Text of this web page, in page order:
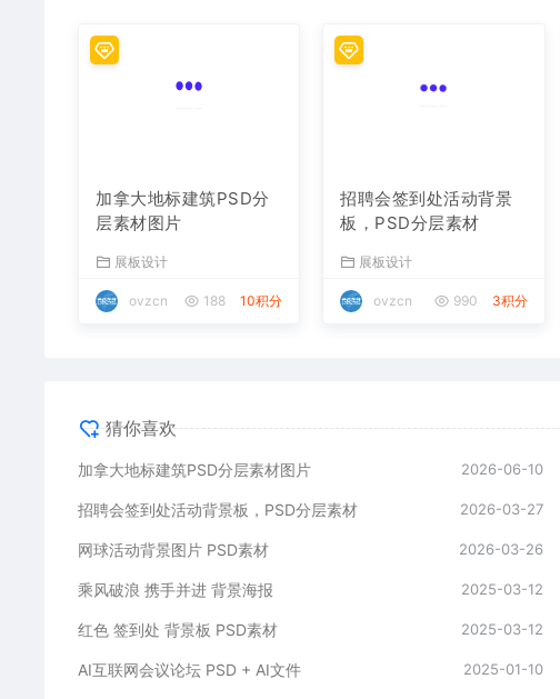
加拿大地标建筑PSD分
层素材图片
展板设计
ovzcn 188 10积分
招聘会签到处活动背景
板，PSD分层素材
展板设计
ovzcn 990 3积分
猜你喜欢
加拿大地标建筑PSD分层素材图片 2026-06-10
招聘会签到处活动背景板，PSD分层素材 2026-03-27
网球活动背景图片 PSD素材 2026-03-26
乘风破浪 携手并进 背景海报 2025-03-12
红色 签到处 背景板 PSD素材 2025-03-12
AI互联网会议论坛 PSD + AI文件 2025-01-10